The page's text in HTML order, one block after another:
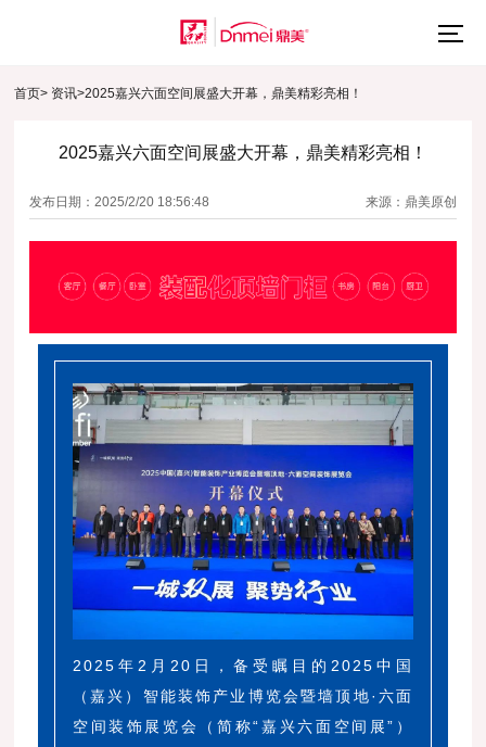
首页> 资讯>2025嘉兴六面空间展盛大开幕，鼎美精彩亮相！
2025嘉兴六面空间展盛大开幕，鼎美精彩亮相！
发布日期：2025/2/20 18:56:48 来源：鼎美原创
2025年2月20日，备受瞩目的2025中国
（嘉兴）智能装饰产业博览会暨墙顶地·六面
空间装饰展览会（简称“嘉兴六面空间展”）